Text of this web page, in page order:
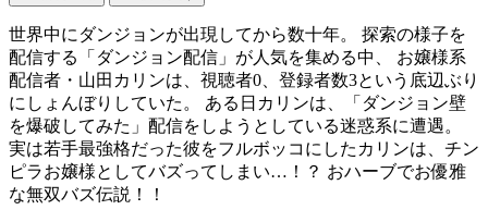
世界中にダンジョンが出現してから数十年。 探索の様子を
配信する「ダンジョン配信」が人気を集める中、 お嬢様系
配信者・山田カリンは、視聴者0、登録者数3という底辺ぶり
にしょんぼりしていた。 ある日カリンは、「ダンジョン壁
を爆破してみた」配信をしようとしている迷惑系に遭遇。
実は若手最強格だった彼をフルボッコにしたカリンは、チン
ピラお嬢様としてバズってしまい…！？ おハーブでお優雅
な無双バズ伝説！！